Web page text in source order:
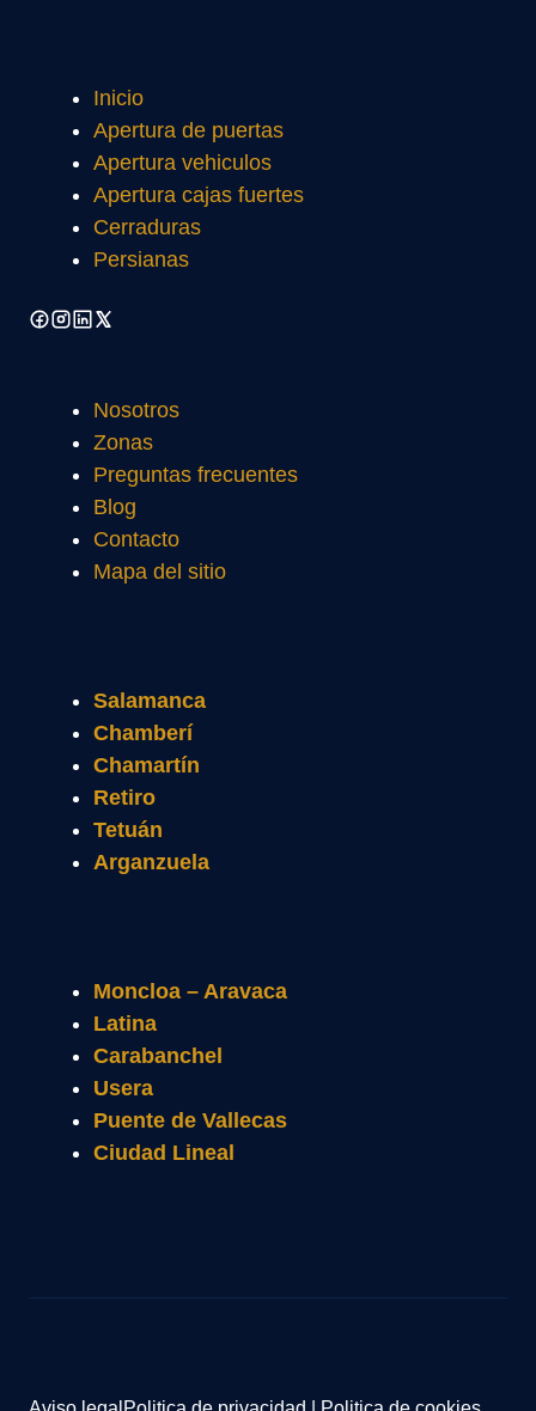
Inicio
Apertura de puertas
Apertura vehiculos
Apertura cajas fuertes
Cerraduras
Persianas
Nosotros
Zonas
Preguntas frecuentes
Blog
Contacto
Mapa del sitio
Salamanca
Chamberí
Chamartín
Retiro
Tetuán
Arganzuela
Moncloa – Aravaca
Latina
Carabanchel
Usera
Puente de Vallecas
Ciudad Lineal